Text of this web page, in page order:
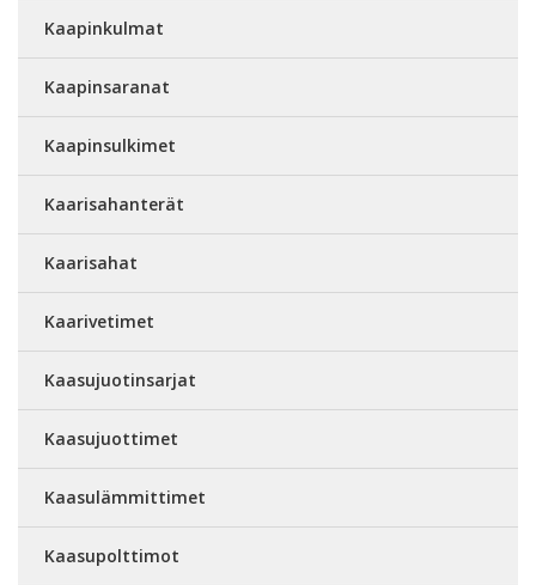
Kaapinkulmat
Kaapinsaranat
Kaapinsulkimet
Kaarisahanterät
Kaarisahat
Kaarivetimet
Kaasujuotinsarjat
Kaasujuottimet
Kaasulämmittimet
Kaasupolttimot